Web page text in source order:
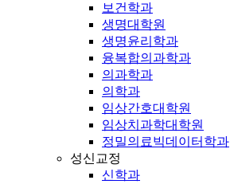
보건학과
생명대학원
생명윤리학과
융복합의과학과
의과학과
의학과
임상간호대학원
임상치과학대학원
정밀의료빅데이터학과
성신교정
신학과